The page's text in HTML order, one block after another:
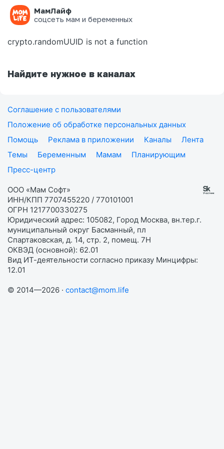
МамЛайф
соцсеть мам и беременных
Ошибка на странице
crypto.randomUUID is not a function
Найдите нужное в каналах
Соглашение с пользователями
Положение об обработке персональных данных
Помощь
Реклама в приложении Каналы
Лента
Темы
Беременным Мамам
Планирующим
Пресс-центр
ООО «Мам Софт»
ИНН/КПП 7707455220 / 770101001
ОГРН 1217700330275
Юридический адрес: 105082, Город Москва, вн.тер.г.
муниципальный округ Басманный, пл
Спартаковская, д. 14, стр. 2, помещ. 7Н
ОКВЭД (основной): 62.01
Вид ИТ-деятельности согласно приказу Минцифры:
12.01
© 2014—2026 · contact@mom.life